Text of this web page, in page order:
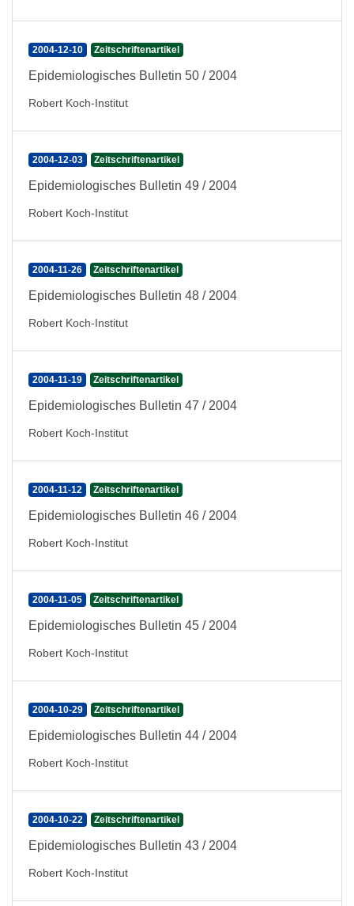
2004-12-10 Zeitschriftenartikel
Epidemiologisches Bulletin 50 / 2004
Robert Koch-Institut
2004-12-03 Zeitschriftenartikel
Epidemiologisches Bulletin 49 / 2004
Robert Koch-Institut
2004-11-26 Zeitschriftenartikel
Epidemiologisches Bulletin 48 / 2004
Robert Koch-Institut
2004-11-19 Zeitschriftenartikel
Epidemiologisches Bulletin 47 / 2004
Robert Koch-Institut
2004-11-12 Zeitschriftenartikel
Epidemiologisches Bulletin 46 / 2004
Robert Koch-Institut
2004-11-05 Zeitschriftenartikel
Epidemiologisches Bulletin 45 / 2004
Robert Koch-Institut
2004-10-29 Zeitschriftenartikel
Epidemiologisches Bulletin 44 / 2004
Robert Koch-Institut
2004-10-22 Zeitschriftenartikel
Epidemiologisches Bulletin 43 / 2004
Robert Koch-Institut